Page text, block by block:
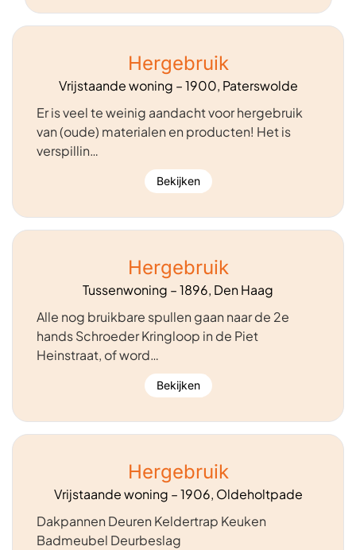
Hergebruik
Vrijstaande woning – 1900, Paterswolde
Er is veel te weinig aandacht voor hergebruik
van (oude) materialen en producten! Het is
verspillin…
Bekijken
Hergebruik
Tussenwoning – 1896, Den Haag
Alle nog bruikbare spullen gaan naar de 2e
hands Schroeder Kringloop in de Piet
Heinstraat, of word…
Bekijken
Hergebruik
Vrijstaande woning – 1906, Oldeholtpade
Dakpannen Deuren Keldertrap Keuken
Badmeubel Deurbeslag